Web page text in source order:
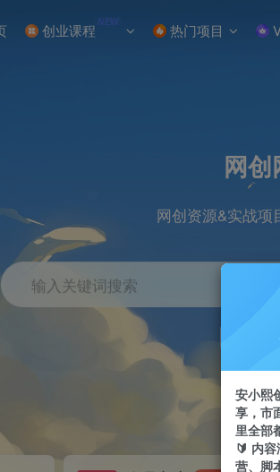
创业课程 NEW 热门项目
网
网创资源&实战项
输入关键词搜索
安小熙
享，市
里全部
🔰 内
营、脚